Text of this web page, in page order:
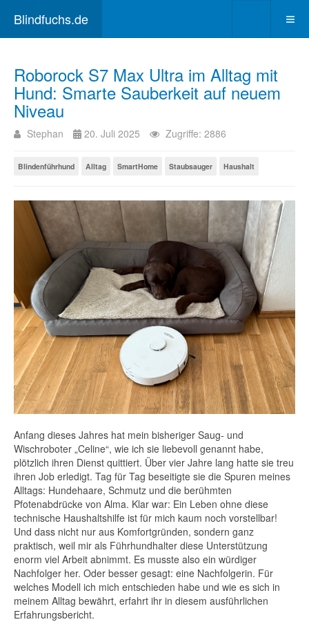
Blindfuchs.de
Roborock S7 Max Ultra im Alltag mit
Hund: Smarte Sauberkeit auf neuem
Niveau
Stephan 20. Juli 2025 Zugriffe: 2886
Blindenführhund Alltag SmartHome Staubsauger Haushalt
Anfang dieses Jahres hat mein bisheriger Saug- und
Wischroboter „Celine“, wie ich sie liebevoll genannt habe,
plötzlich ihren Dienst quittiert. Über vier Jahre lang hatte sie treu
ihren Job erledigt. Tag für Tag beseitigte sie die Spuren meines
Alltags: Hundehaare, Schmutz und die berühmten
Pfotenabdrücke von Alma. Klar war: Ein Leben ohne diese
technische Haushaltshilfe ist für mich kaum noch vorstellbar!
Und dass nicht nur aus Komfortgründen, sondern ganz
praktisch, weil mir als Führhundhalter diese Unterstützung
enorm viel Arbeit abnimmt. Es musste also ein würdiger
Nachfolger her. Oder besser gesagt: eine Nachfolgerin. Für
welches Modell ich mich entschieden habe und wie es sich in
meinem Alltag bewährt, erfahrt ihr in diesem ausführlichen
Erfahrungsbericht.